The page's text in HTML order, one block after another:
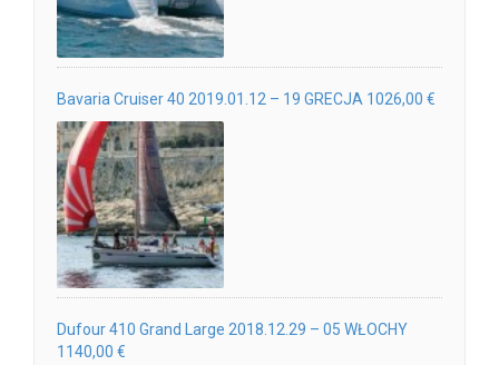
Bavaria Cruiser 40 2019.01.12 – 19 GRECJA 1026,00 €
Dufour 410 Grand Large 2018.12.29 – 05 WŁOCHY
1140,00 €